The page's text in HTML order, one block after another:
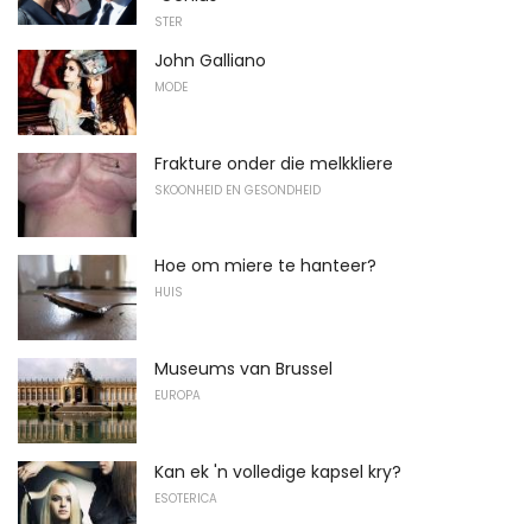
STER
John Galliano
MODE
Frakture onder die melkkliere
SKOONHEID EN GESONDHEID
Hoe om miere te hanteer?
HUIS
Museums van Brussel
EUROPA
Kan ek 'n volledige kapsel kry?
ESOTERICA